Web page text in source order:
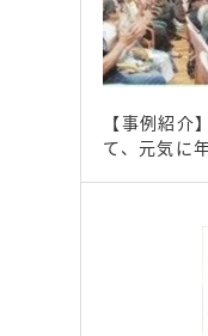
【事例紹介
て、元気に